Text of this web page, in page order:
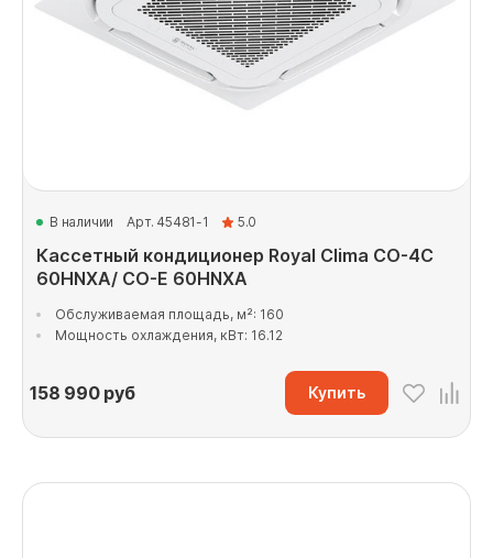
В наличии Арт. 45481-1 5.0
Кассетный кондиционер Royal Clima CO-4C
60HNXA/ CO-E 60HNXA
Обслуживаемая площадь, м²: 160
Мощность охлаждения, кВт: 16.12
158 990руб Купить